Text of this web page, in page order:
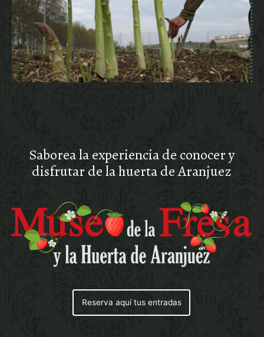
Saborea la experiencia de conocer y
disfrutar de la huerta de Aranjuez
Reserva aquí tus entradas